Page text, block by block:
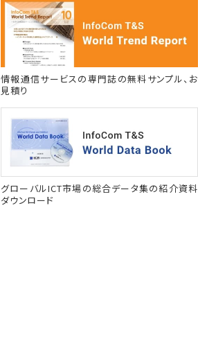
情報通信サービスの専門誌の無料サンプル、お
見積り
グローバルICT市場の総合データ集の紹介資料
ダウンロード